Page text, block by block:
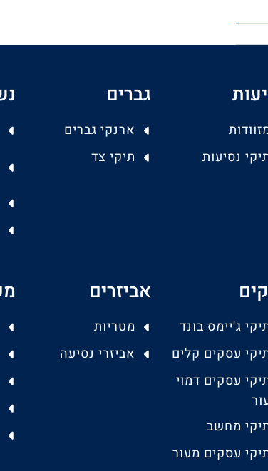
נסיעות
גברים
ארנקי גברים
תיקי צד
ג'יימס בונד
עסקים קלים
עסקים דמוי
מחשב
עסקים מעור
אביזרים
מטריות
אביזרי נסיעה